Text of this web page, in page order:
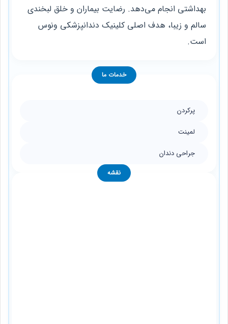
بهداشتی انجام می‌دهد. رضایت بیماران و خلق لبخندی
سالم و زیبا، هدف اصلی کلینیک دندانپزشکی ونوس
است.
خدمات ما
پرکردن
لمینت
جراحی دندان
نقشه